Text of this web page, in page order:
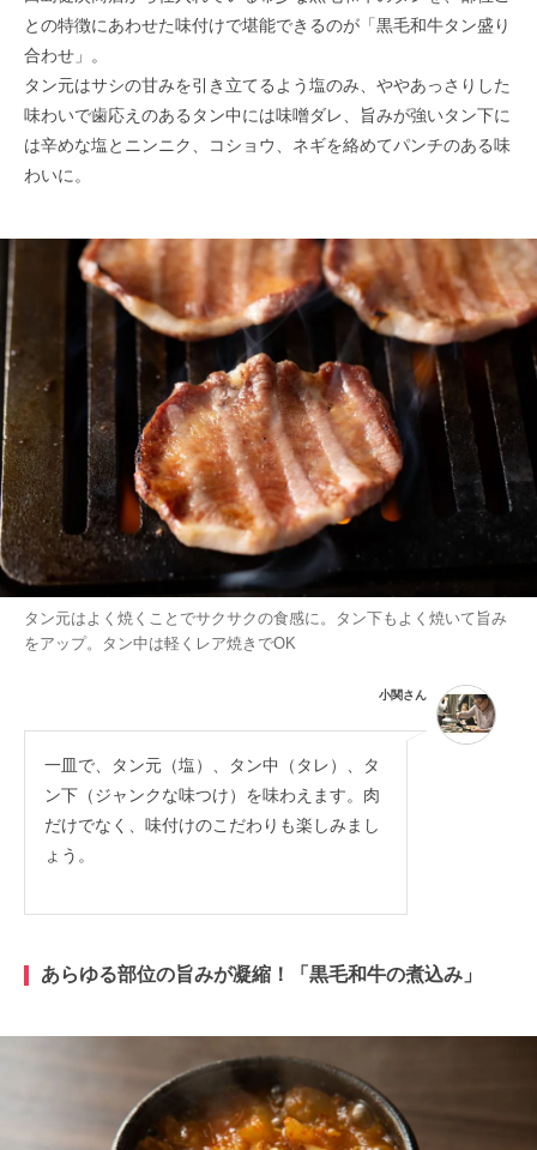
との特徴にあわせた味付けで堪能できるのが「黒毛和牛タン盛り
合わせ」。
タン元はサシの甘みを引き立てるよう塩のみ、ややあっさりした
味わいで歯応えのあるタン中には味噌ダレ、旨みが強いタン下に
は辛めな塩とニンニク、コショウ、ネギを絡めてパンチのある味
わいに。
タン元はよく焼くことでサクサクの食感に。タン下もよく焼いて旨み
をアップ。タン中は軽くレア焼きでOK
小関さん
一皿で、タン元（塩）、タン中（タレ）、タ
ン下（ジャンクな味つけ）を味わえます。肉
だけでなく、味付けのこだわりも楽しみまし
ょう。
あらゆる部位の旨みが凝縮！「黒毛和牛の煮込み 」